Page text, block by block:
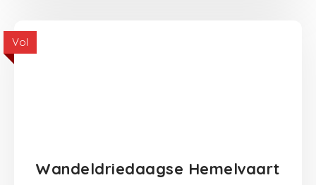
Wandeldriedaagse Hemelvaart
Vol